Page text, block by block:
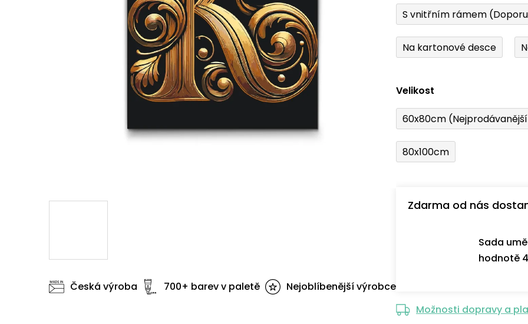
5
hvězdiček.
S vnitřním rámem
Na kartonové desce
Velikost
60x80cm
80x100cm
Zdarma od nás
Sada
hodnotě
Možnosti dopravy a
Česká výroba 700+ barev v paletě Nejoblíbenější výrobce